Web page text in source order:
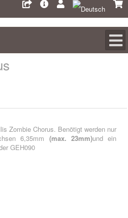
Zombie Chorus. Benötigt werden nur
6,35mm (max. 23mm)und ein
GEH090